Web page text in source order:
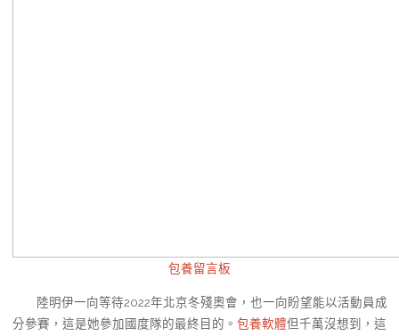
包養留言板
陸明伊一向等待2022年北京冬殘奧會，也一向盼望能以活動員成
分參賽，這是她參加國度隊的最終目的。 包養軟體但千萬沒想到，這